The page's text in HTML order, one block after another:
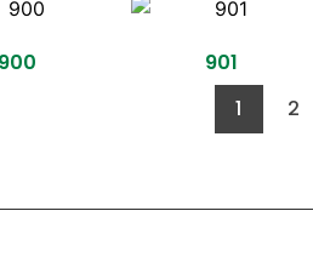
900 901
1
2